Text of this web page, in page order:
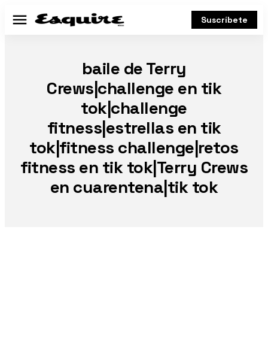
Menú Suscríbete
baile de Terry
Crews|challenge en tik
tok|challenge
fitness|estrellas en tik
tok|fitness challenge|retos
fitness en tik tok|Terry Crews
en cuarentena|tik tok